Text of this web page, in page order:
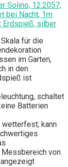
Solino, 12.2057,
bei Nacht, 1m
Erdspieß, silber
für die
im Garten,
in den
ist
schaltet
Batterien
wetterfest; kann
Messbereich von